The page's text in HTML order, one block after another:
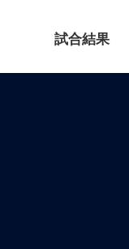
試合結果